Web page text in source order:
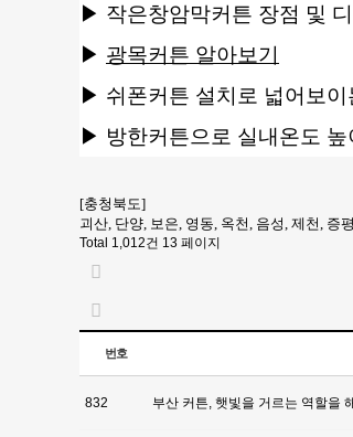
▶ 작은창암막커튼 장점 및
▶ 광목커튼 알아보기
▶ 쉬폰커튼 설치로 넓어보
▶ 방한커튼으로 실내온도
[충청북도]
괴산, 단양, 보은, 영동, 옥천, 음성, 제천, 증
Total 1,012건 13 페이지
번호
832 부산 커튼, 햇빛을 거르는 역할을